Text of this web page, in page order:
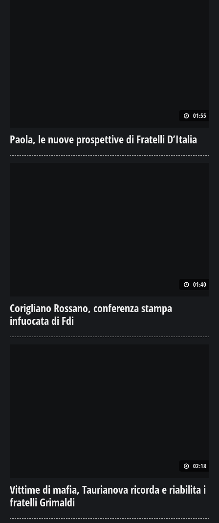
01:55
Paola, le nuove prospettive di Fratelli D’Italia
01:40
Corigliano Rossano, conferenza stampa
infuocata di Fdi
02:18
Vittime di mafia, Taurianova ricorda e riabilita i
fratelli Grimaldi